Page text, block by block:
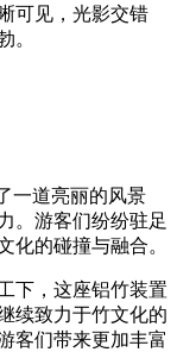
可见，光影交错
。
一道亮丽的风景
。游客们纷纷驻足
化的碰撞与融合。
下，这座铝竹装置
续致力于竹文化的
客们带来更加丰富